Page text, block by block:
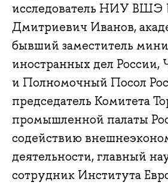
исследователь НИУ ВШЭ
Дмитриевич Иванов,
бывший заместитель
иностранных дел России,
и Полномочный Посол
председатель Комитета
промышленной палаты
содействию
деятельности, главный
сотрудник Института